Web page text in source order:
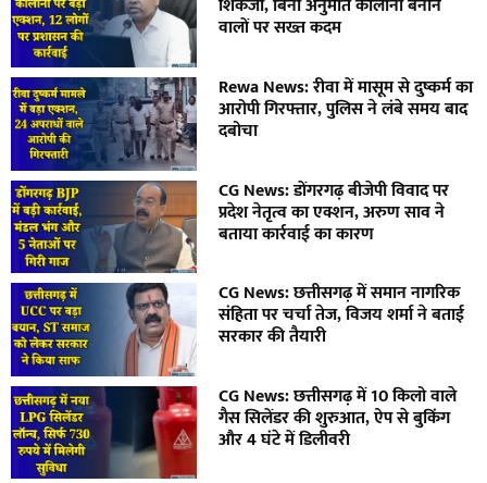
शिकंजा, बिना अनुमति कॉलोनी बनाने
वालों पर सख्त कदम
Rewa News: रीवा में मासूम से दुष्कर्म का
आरोपी गिरफ्तार, पुलिस ने लंबे समय बाद
दबोचा
CG News: डोंगरगढ़ बीजेपी विवाद पर
प्रदेश नेतृत्व का एक्शन, अरुण साव ने
बताया कार्रवाई का कारण
CG News: छत्तीसगढ़ में समान नागरिक
संहिता पर चर्चा तेज, विजय शर्मा ने बताई
सरकार की तैयारी
CG News: छत्तीसगढ़ में 10 किलो वाले
गैस सिलेंडर की शुरुआत, ऐप से बुकिंग
और 4 घंटे में डिलीवरी